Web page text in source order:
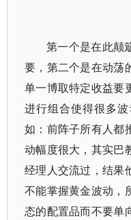
第一个是在此颠
要，第二个是在动荡
单一博取特定收益要
进行组合使得很多
如：前阵子所有人都
动幅度很大，其实巴
经理人交流过，结果
不能掌握黄金波动，
态的配置品而不要单